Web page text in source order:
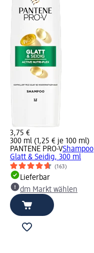
3,75 €
300 ml (1,25 € je 100 ml)
PANTENE PRO-VShampoo
Glatt & Seidig, 300 ml
(163)
Lieferbar
dm Markt wählen